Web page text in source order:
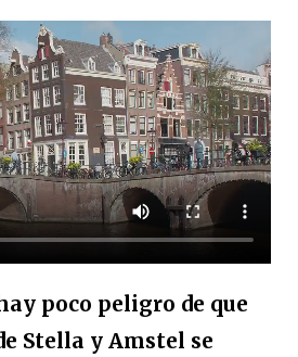
poco peligro de que
Stella y Amstel se